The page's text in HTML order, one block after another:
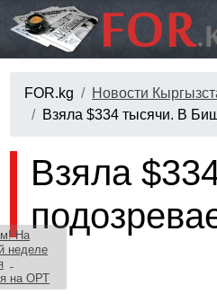
FOR.kg
Новости
Взяла $334 тысячи. В
На
неделе
на ОРТ
Взяла